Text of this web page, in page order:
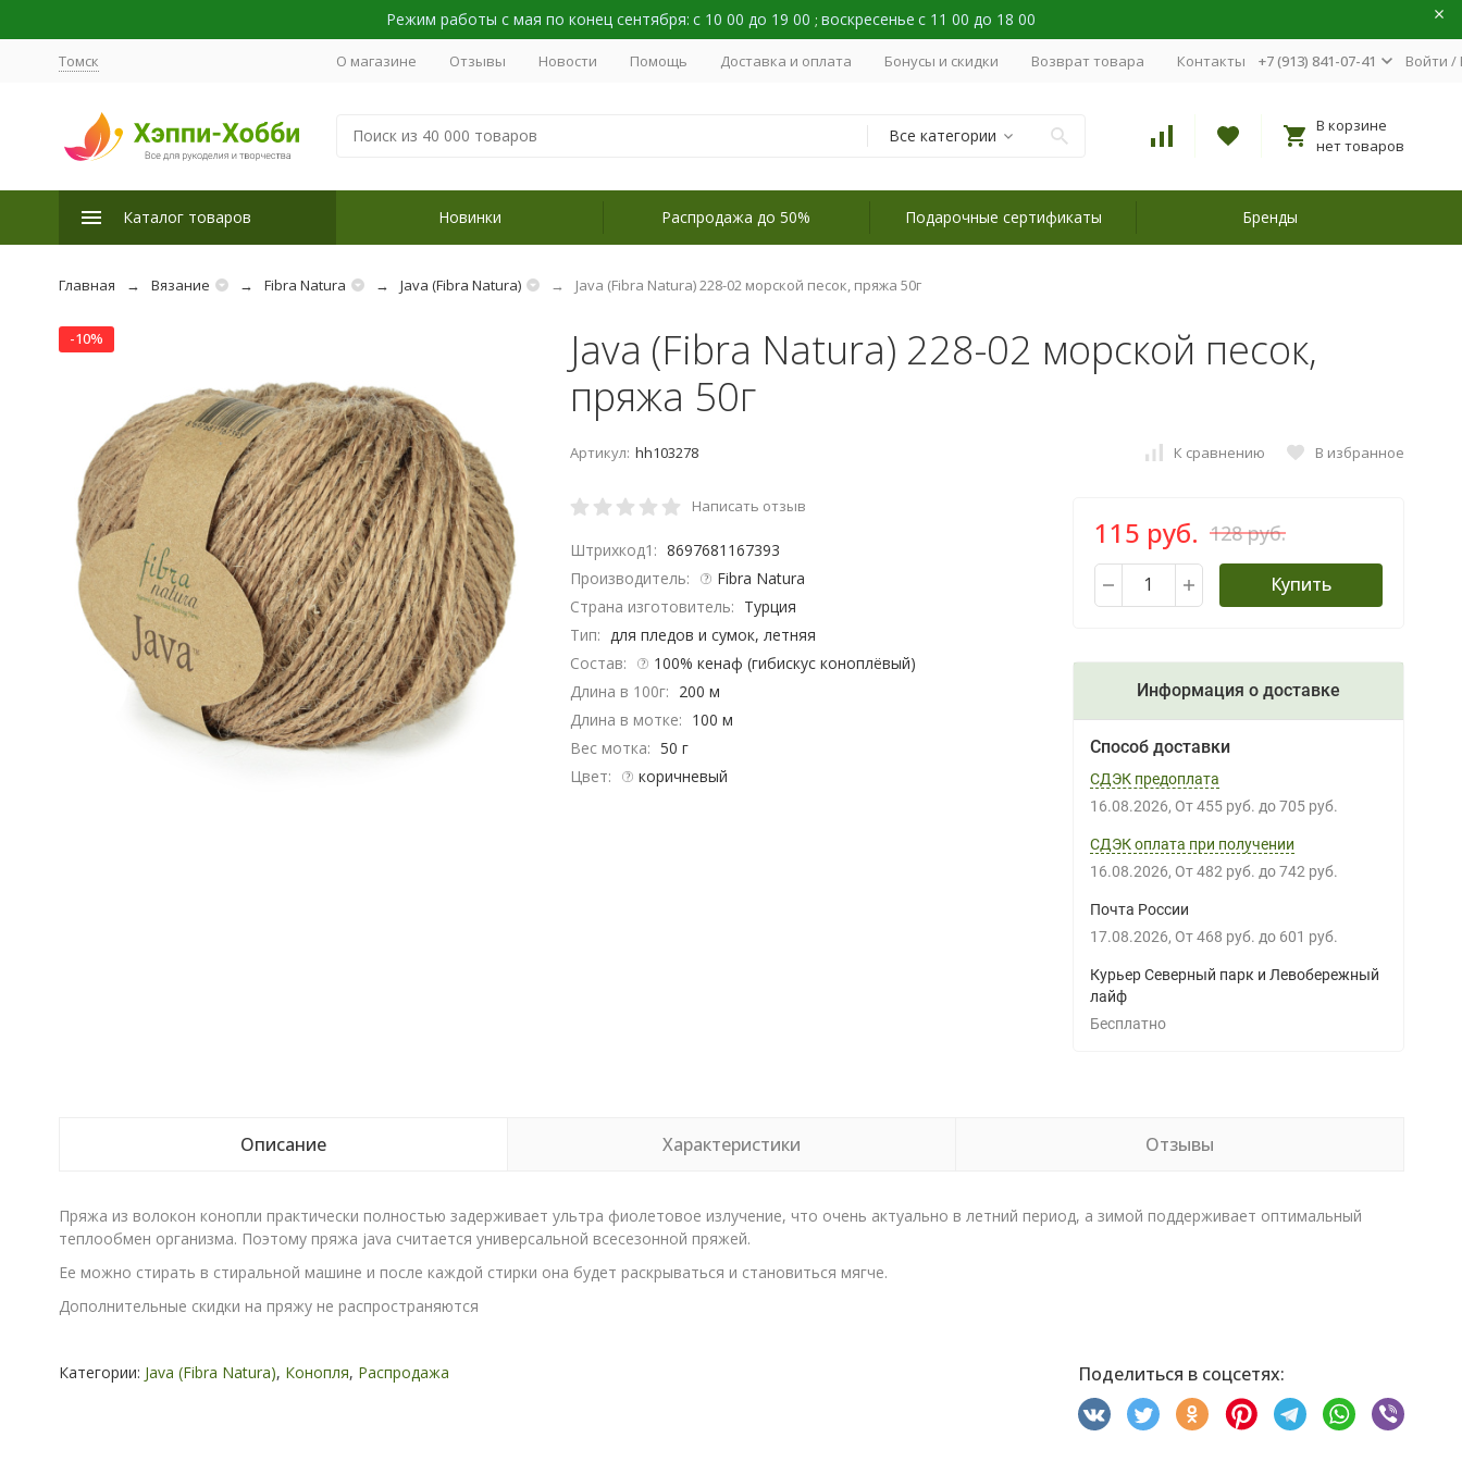
Режим работы с мая по конец сентября: с 10 00 до 19 00 ; воскресенье с 11 00 до 18 00
Томск О магазине Отзывы Новости Помощь Доставка и оплата Бонусы и скидки Возврат товара Контакты +7 (913) 841-07-41 Войти /
Все категории
В корзине
нет товаров
Каталог товаров Новинки Распродажа до 50% Подарочные сертификаты Бренды
Главная Вязание Fibra Natura Java (Fibra Natura) Java (Fibra Natura) 228-02 морской песок, пряжа 50г
-10%
Java (Fibra Natura) 228-02 морской песок,
пряжа 50г
Артикул: hh103278 К сравнению В избранное
Написать отзыв
Штрихкод1: 8697681167393
Производитель:
Fibra Natura
Страна изготовитель: Турция
Тип: для пледов и сумок, летняя
Состав:
100% кенаф (гибискус коноплёвый)
Длина в 100г: 200 м
Длина в мотке: 100 м
Вес мотка: 50 г
Цвет:
коричневый
115 руб. 128 руб.
Купить
Информация о доставке
Способ доставки
СДЭК предоплата
16.08.2026 От 455 руб. до 705 руб.
СДЭК оплата при получении
16.08.2026 От 482 руб. до 742 руб.
Почта России
17.08.2026 От 468 руб. до 601 руб.
Курьер Северный парк и Левобережный
лайф
Бесплатно
Описание Характеристики Отзывы
Пряжа из волокон конопли практически полностью задерживает ультра фиолетовое излучение, что очень актуально в летний период, а зимой поддерживает оптимальный
теплообмен организма. Поэтому пряжа java считается универсальной всесезонной пряжей.
Ее можно стирать в стиральной машине и после каждой стирки она будет раскрываться и становиться мягче.
Дополнительные скидки на пряжу не распространяются
Категории: Java (Fibra Natura), Конопля, Распродажа Поделиться в соцсетях: